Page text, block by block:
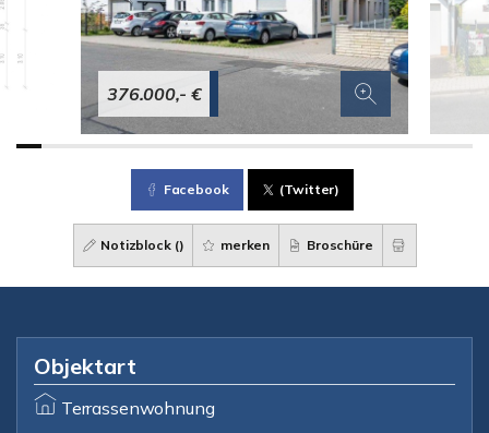
376.000,- €
Facebook (Twitter)
Notizblock () merken Broschüre
Objektart
Terrassenwohnung